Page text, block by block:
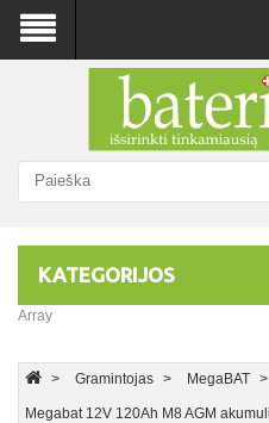
KATEGORIJOS
Array
Gramintojas MegaBAT
Megabat 12V 120Ah M8 AGM